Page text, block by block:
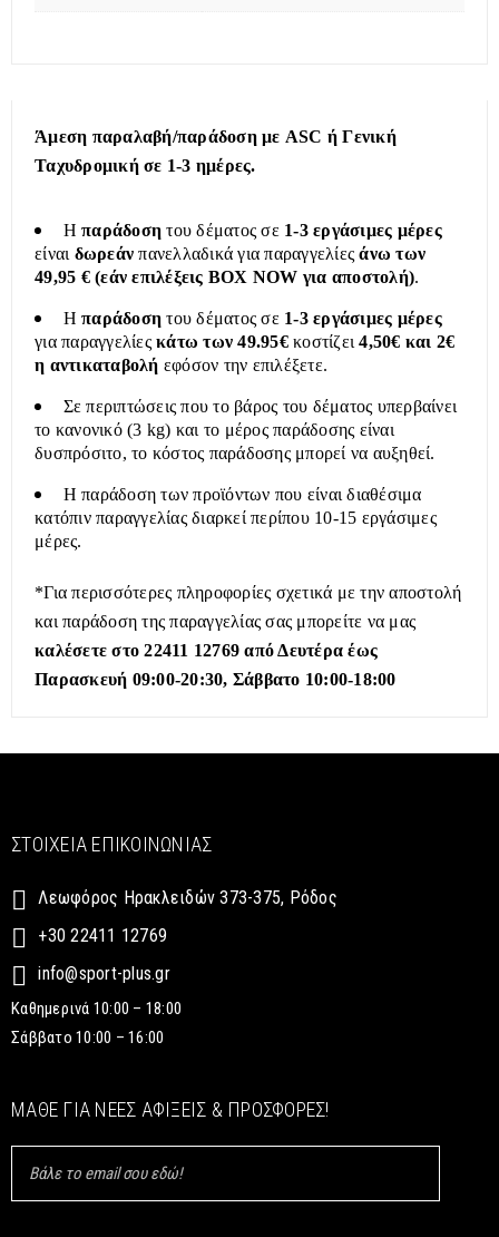
Άμεση παραλαβή/παράδοση με ASC ή Γενική
Ταχυδρομική σε 1-3 ημέρες.
Ηπαράδοση του δέματος σε 1-3 εργάσιμες μέρες
είναι δωρεάν πανελλαδικά για παραγγελίεςάνω των
49,95 € (εάν επιλέξεις BOX NOW για αποστολή).
Ηπαράδοση του δέματος σε 1-3 εργάσιμες μέρες
για παραγγελίες κάτω των 49.95€κοστίζει4,50€ και 2€
η αντικαταβολή εφόσον την επιλέξετε.
Σε περιπτώσεις που το βάρος του δέματος υπερβαίνει
το κανονικό (3 kg) και το μέρος παράδοσης είναι
δυσπρόσιτο, το κόστος παράδοσης μπορεί να αυξηθεί.
Η παράδοση των προϊόντων που είναι διαθέσιμα
κατόπιν παραγγελίας διαρκεί περίπου 10-15 εργάσιμες
μέρες.
*Για περισσότερες πληροφορίες σχετικά με την αποστολή
και παράδοση της παραγγελίας σας μπορείτε να μας
καλέσετε στο 22411 12769 από Δευτέρα έως
Παρασκευή 09:00-20:30, Σάββατο 10:00-18:00
ΣΤΟΙΧΕΊΑ ΕΠΙΚΟΙΝΩΝΊΑΣ
Λεωφόρος Ηρακλειδών 373-375, Ρόδος
+30 22411 12769
info@sport-plus.gr
Καθημερινά 10:00 – 18:00
Σάββατο 10:00 – 16:00
ΜΆΘΕ ΓΙΑ ΝΈΕΣ ΑΦΊΞΕΙΣ & ΠΡΟΣΦΟΡΈΣ!